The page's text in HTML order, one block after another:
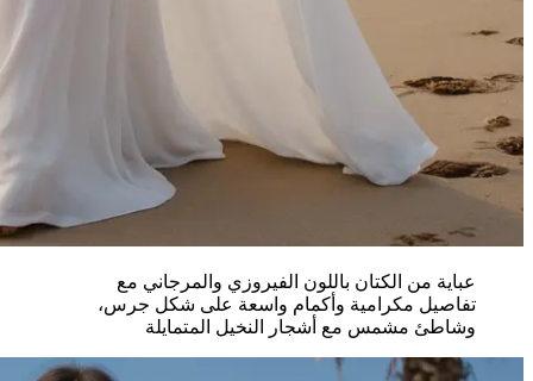
عباية من الكتان باللون الفيروزي والمرجاني مع
تفاصيل مكرامية وأكمام واسعة على شكل جرس،
وشاطئ مشمس مع أشجار النخيل المتمايلة